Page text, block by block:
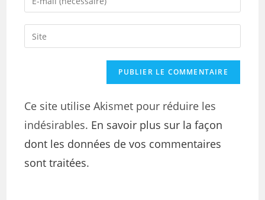
Ce site utilise Akismet pour réduire les
indésirables. En savoir plus sur la façon
dont les données de vos commentaires
sont traitées.